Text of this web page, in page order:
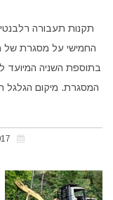
החמישי על מסגרת של
בתוספת השניה המיועד